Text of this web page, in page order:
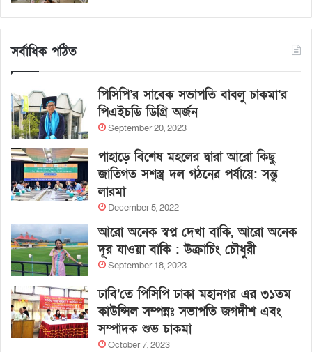
সর্বাধিক পঠিত
পিসিপি’র সাবেক সভাপতি বাবলু চাকমা’র
পিএইচডি ডিগ্রি অর্জন
September 20, 2023
পাহাড়ে বিশেষ মহলের দ্বারা আরো কিছু
জাতিগত সশস্ত্র দল গঠনের পর্যায়ে: সন্তু
লারমা
December 5, 2022
আরো অনেক স্বপ্ন দেখা বাকি, আরো অনেক
দূর যাওয়া বাকি : উক্রাচিং চৌধুরী
September 18, 2023
ঢাবি’তে পিসিপি ঢাকা মহানগর এর ৩১তম
কাউন্সিল সম্পন্নঃ সভাপতি জগদীশ এবং
সম্পাদক শুভ চাকমা
October 7, 2023